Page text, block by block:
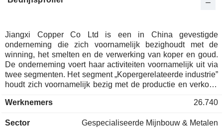
Jiangxi Copper Co Ltd is een in China gevestigde
onderneming die zich voornamelijk bezighoudt met de
winning, het smelten en de verwerking van koper en goud.
De onderneming voert haar activiteiten voornamelijk uit via
twee segmenten. Het segment „Kopergerelateerde industrie”
houdt zich voornamelijk bezig met de productie en verkoop
„Goudgerelateerde industrie” houdt zich voornamelijk bezig
producten. De producten van het bedrijf omvatten
Werknemers 26.740
Sector Gespecialiseerde Mijnbouw & Metalen